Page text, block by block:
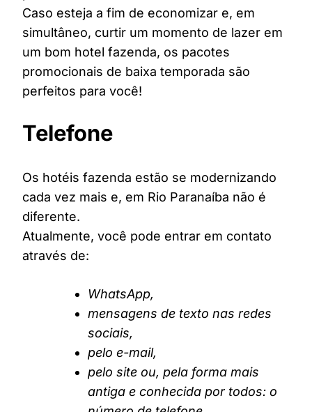
Caso esteja a fim de economizar e, em
simultâneo, curtir um momento de lazer em
um bom hotel fazenda, os pacotes
promocionais de baixa temporada são
perfeitos para você!
Telefone
Os hotéis fazenda estão se modernizando
cada vez mais e, em Rio Paranaíba não é
diferente.
Atualmente, você pode entrar em contato
através de:
WhatsApp,
mensagens de texto nas redes
sociais,
pelo e-mail,
pelo site ou, pela forma mais
antiga e conhecida por todos: o